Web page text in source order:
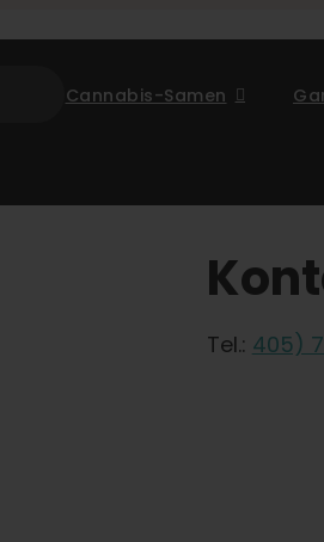
Cannabis-Samen
Tel.: 405)